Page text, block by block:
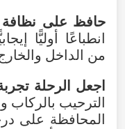
حافظ على
انطباعًا أوليًّا
من الداخل
اجعل الرحلة
الترحيب
المحافظة على